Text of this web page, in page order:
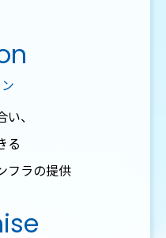
、
る
フラの提供